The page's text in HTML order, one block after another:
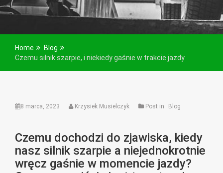
Home
Blog
Czemu silnik szarpie, i niekiedy gaśnie w trakcie jazdy
8 marca, 2023 Krzysiek Musielczyk Post in Blog
Czemu dochodzi do zjawiska, kiedy
nasz silnik szarpie a niejednokrotnie
wręcz gaśnie w momencie jazdy?